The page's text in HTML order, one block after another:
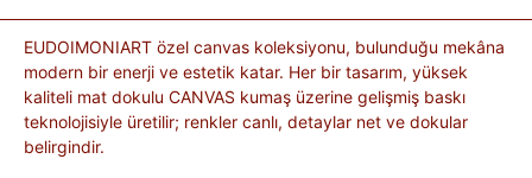
EUDOIMONIART özel canvas koleksiyonu, bulunduğu mekâna
modern bir enerji ve estetik katar. Her bir tasarım, yüksek
kaliteli mat dokulu CANVAS kumaş üzerine gelişmiş baskı
teknolojisiyle üretilir; renkler canlı, detaylar net ve dokular
belirgindir.